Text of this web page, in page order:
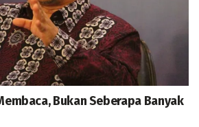
Bukan Seberapa Banyak